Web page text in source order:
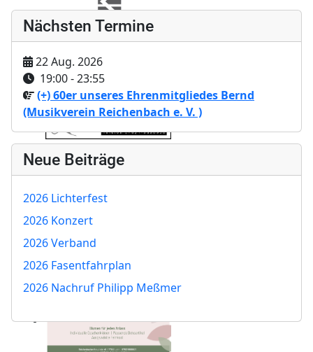
Nächsten Termine
22 Aug. 2026
19:00-23:55
(+) 60er unseres Ehrenmitgliedes Bernd
(Musikverein Reichenbach e. V. )
Neue Beiträge
2026 Lichterfest
2026 Konzert
2026 Verband
2026 Fasentfahrplan
2026 Nachruf Philipp Meßmer